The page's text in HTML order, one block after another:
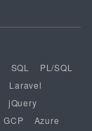
SQL
PL/SQL
Laravel
jQuery
GCP Azure